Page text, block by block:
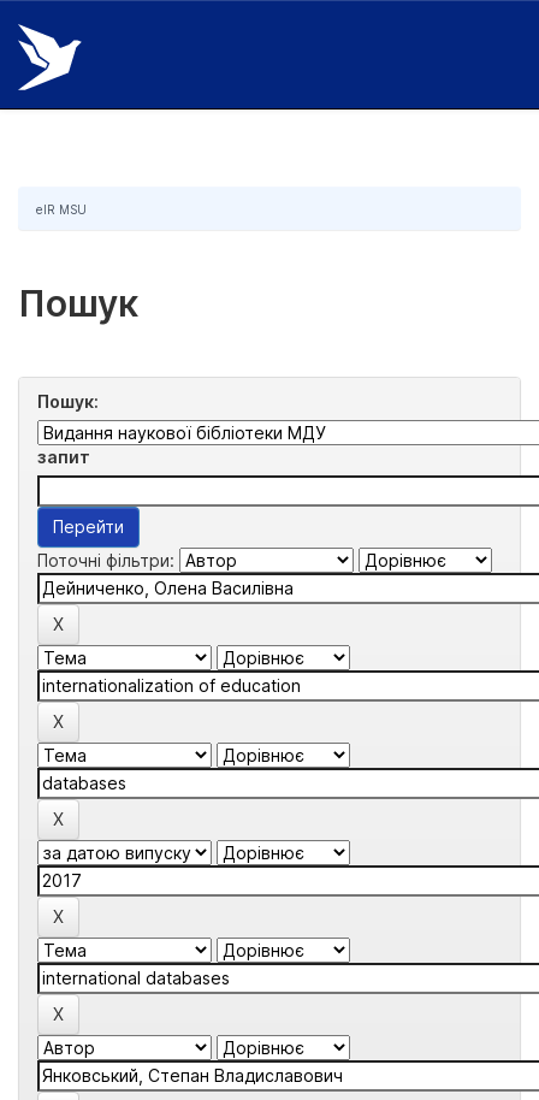
Skip
navigation
eIR MSU
Пошук
Пошук:
запит
Поточні фільтри: